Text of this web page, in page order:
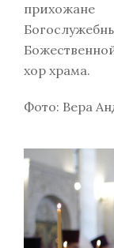
прихожане
хор храма.
Фото: Вера